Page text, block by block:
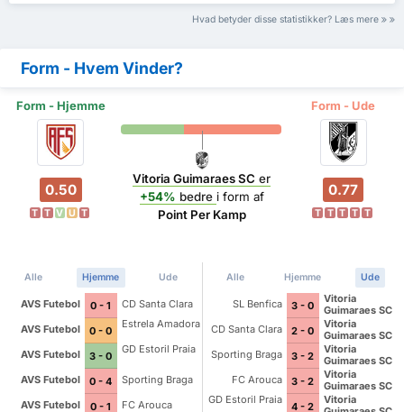
Hvad betyder disse statistikker? Læs mere
Form - Hvem Vinder?
Form - Hjemme Form - Ude
0.50
T T V U T
Vitoria Guimaraes SC er
+54% bedre i form af
Point Per Kamp
0.77
T T T T T
Alle Hjemme Ude
AVS Futebol 0 - 1
CD Santa Clara
AVS Futebol
0 - 0
Estrela Amadora
AVS Futebol 3 - 0
GD Estoril Praia
AVS Futebol 0 - 4
Sporting Braga
AVS Futebol
0 - 1 FC Arouca
Alle Hjemme Ude
SL Benfica 3 - 0
Vitoria
Guimaraes SC
CD Santa Clara
2 - 0
Vitoria
Guimaraes SC
Sporting Braga
3 - 2
Vitoria
Guimaraes SC
FC Arouca
3 - 2
Vitoria
Guimaraes SC
GD Estoril Praia
4 - 2
Vitoria